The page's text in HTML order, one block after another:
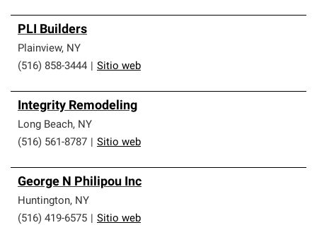
PLI Builders
Plainview, NY
(516) 858-3444
Sitio web
Integrity Remodeling
Long Beach, NY
(516) 561-8787
Sitio web
George N Philipou Inc
Huntington, NY
(516) 419-6575
Sitio web